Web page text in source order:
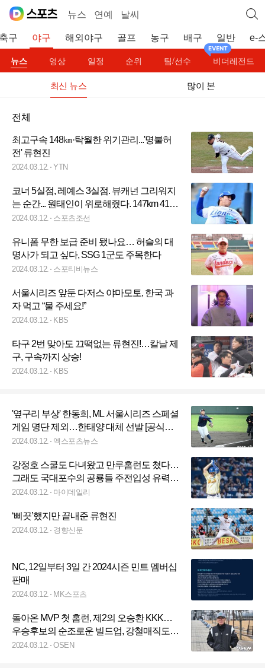
뉴스 연예 날씨
구 야구 해외야구 골프 농구 배구 일반 e-
뉴스 영상 일정 순위 팀/선수 비더레전드
최신 뉴스 많이 본
전체
최고구속 148㎞·탁월한 위기관리...'명불허
전' 류현진
2024.03.12. YTN
코너 5실점, 레예스 3실점. 뷰캐넌 그리워지
는 순간... 원태인이 위로해줬다. 147km 41개
로 4이닝 무실점 순삭[대구 현장]
2024.03.12. 스포츠조선
유니폼 무한 보급 준비 됐나요… 허슬의 대
명사가 되고 싶다, SSG 1군도 주목한다
2024.03.12. 스포티비뉴스
서울시리즈 앞둔 다저스 야마모토, 한국 과
자 먹고 “물 주세요!”
2024.03.12. KBS
타구 2번 맞아도 끄떡없는 류현진!…칼날 제
구, 구속까지 상승!
2024.03.12. KBS
'옆구리 부상' 한동희, ML 서울시리즈 스페셜
게임 명단 제외…한태양 대체 선발 [공식발
표]
2024.03.12. 엑스포츠뉴스
강정호 스쿨도 다녀왔고 만루홈런도 쳤다…
그래도 국대포수의 공룡들 주전입성 유력
‘25세 최고, 확신’
2024.03.12. 마이데일리
‘삐끗’했지만 끝내준 류현진
2024.03.12. 경향신문
NC, 12일부터 3일 간 2024시즌 민트 멤버십
판매
2024.03.12. MK스포츠
돌아온 MVP 첫 홈런, 제2의 오승환 KKK…
우승후보의 순조로운 빌드업, 강철매직도
반색 [오!쎈 수원]
2024.03.12. OSEN